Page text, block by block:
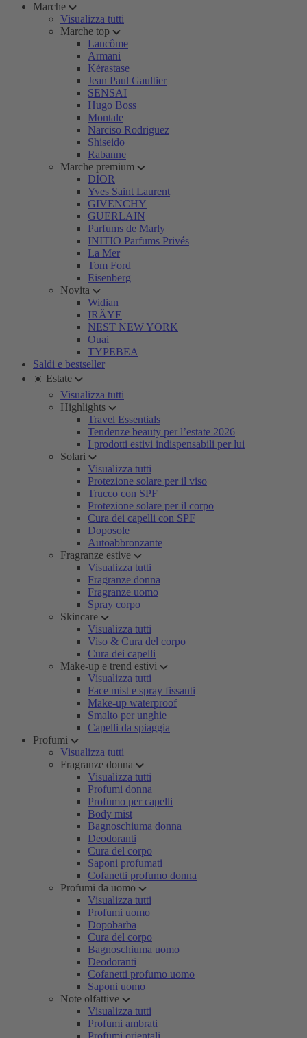
Marche
Visualizza tutti
Marche top
Lancôme
Armani
Kérastase
Jean Paul Gaultier
SENSAI
Hugo Boss
Montale
Narciso Rodriguez
Shiseido
Rabanne
Marche premium
DIOR
Yves Saint Laurent
GIVENCHY
GUERLAIN
Parfums de Marly
INITIO Parfums Privés
La Mer
Tom Ford
Eisenberg
Novita
Widian
IRÄYE
NEST NEW YORK
Ouai
TYPEBEA
Saldi e bestseller
☀️ Estate
Visualizza tutti
Highlights
Travel Essentials
Tendenze beauty per l’estate 2026
I prodotti estivi indispensabili per lui
Solari
Visualizza tutti
Protezione solare per il viso
Trucco con SPF
Protezione solare per il corpo
Cura dei capelli con SPF
Doposole
Autoabbronzante
Fragranze estive
Visualizza tutti
Fragranze donna
Fragranze uomo
Spray corpo
Skincare
Visualizza tutti
Viso & Cura del corpo
Cura dei capelli
Make-up e trend estivi
Visualizza tutti
Face mist e spray fissanti
Make-up waterproof
Smalto per unghie
Capelli da spiaggia
Profumi
Visualizza tutti
Fragranze donna
Visualizza tutti
Profumi donna
Profumo per capelli
Body mist
Bagnoschiuma donna
Deodoranti
Cura del corpo
Saponi profumati
Cofanetti profumo donna
Profumi da uomo
Visualizza tutti
Profumi uomo
Dopobarba
Cura del corpo
Bagnoschiuma uomo
Deodoranti
Cofanetti profumo uomo
Saponi uomo
Note olfattive
Visualizza tutti
Profumi ambrati
Profumi orientali